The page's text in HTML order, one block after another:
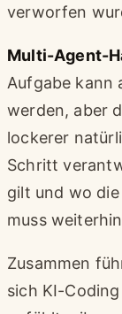
verworfen
Multi-Agent-
Aufgabe kann
werden, aber
lockerer
Schritt
gilt und wo
muss
Zusammen
sich KI-